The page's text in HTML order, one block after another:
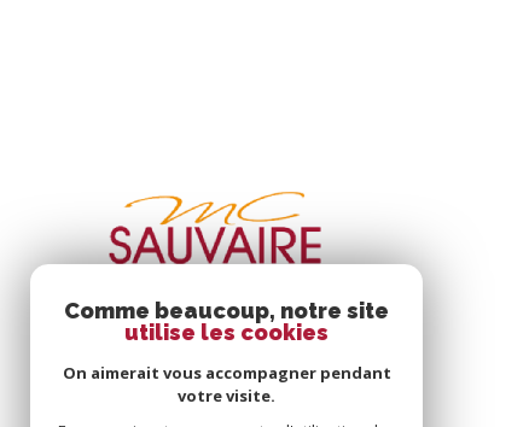
Comme beaucoup, notre site
utilise les cookies
On aimerait vous accompagner pendant
votre visite.